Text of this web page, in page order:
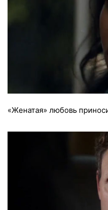
«Женатая» любовь